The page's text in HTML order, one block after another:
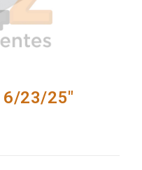
23/25"